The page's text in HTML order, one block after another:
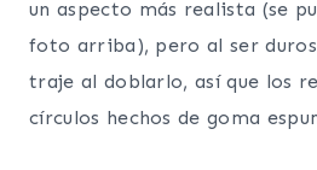
un aspecto más realista (se
foto arriba), pero al ser
traje al doblarlo, así que los
círculos hechos de goma